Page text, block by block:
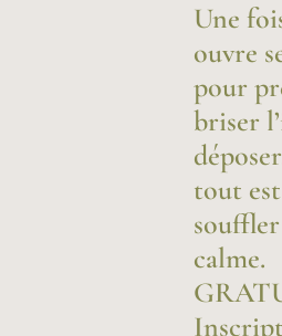
Une
ouvre
pour
briser
tout
calme.